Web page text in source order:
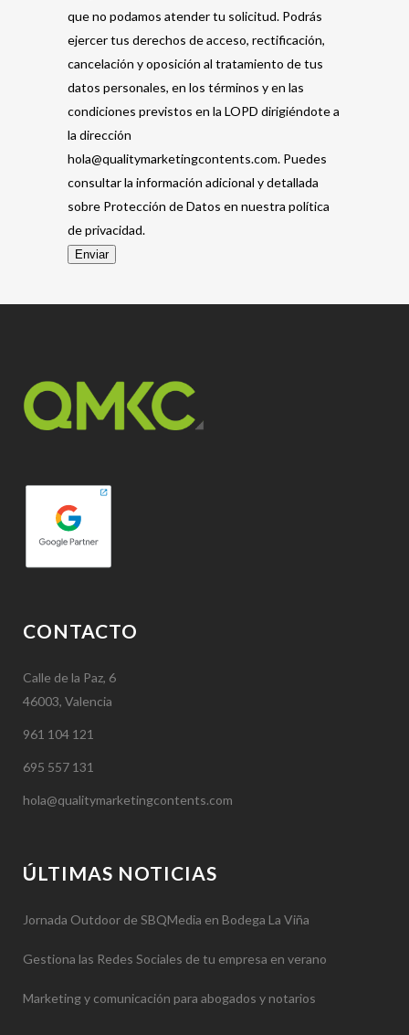
que no podamos atender tu solicitud. Podrás
ejercer tus derechos de acceso, rectificación,
cancelación y oposición al tratamiento de tus
datos personales, en los términos y en las
condiciones previstos en la LOPD dirigiéndote a
la dirección
hola@qualitymarketingcontents.com. Puedes
consultar la información adicional y detallada
sobre Protección de Datos en nuestra política
de privacidad.
Enviar
CONTACTO
Calle de la Paz, 6
46003, Valencia
961 104 121
695 557 131
hola@qualitymarketingcontents.com
ÚLTIMAS NOTICIAS
Jornada Outdoor de SBQMedia en Bodega La Viña
Gestiona las Redes Sociales de tu empresa en verano
Marketing y comunicación para abogados y notarios